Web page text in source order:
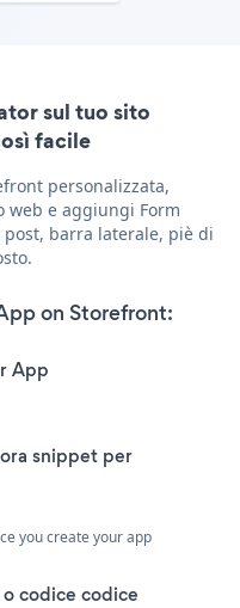
sul tuo sito
facile
personalizzata,
web e aggiungi Form
barra laterale, piè di
on Storefront:
App
snippet per
you create your app
codice codice